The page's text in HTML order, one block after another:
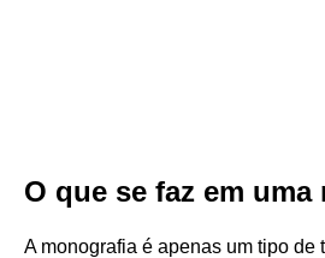
O que se faz em
A monografia é apenas um tipo de